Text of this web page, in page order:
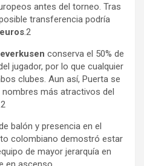
antes del torneo. Tras
transferencia podría
.2
conserva el 50% de
jugador, por lo que cualquier
clubes. Aun así, Puerta se
más atractivos del
balón y presencia en el
colombiano demostró estar
de mayor jerarquía en